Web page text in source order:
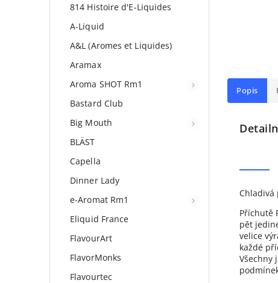
814 Histoire d'E-Liquides
A-Liquid
A&L (Aromes et Liquides)
Aramax
Aroma SHOT Rm1
Bastard Club
Big Mouth
BLÄST
Capella
Dinner Lady
e-Aromat Rm1
Eliquid France
FlavourArt
FlavorMonks
Flavourtec
Popis
Chladivá
Příchutě
pět
velice
každé
Všechny